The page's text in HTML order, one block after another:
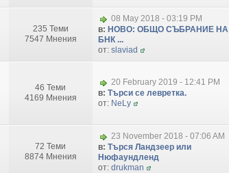
235 Теми
7547 Мнения
08 May 2018 - 03:19 PM
в: НОВО: ОБЩО СЪБРАНИЕ НА
БНК ...
от: slaviad
46 Теми
4169 Мнения
20 February 2019 - 12:41 PM
в: Търси се левретка.
от: NeLy
72 Теми
8874 Мнения
23 November 2018 - 07:06 AM
в: Търся Ландзеер или
Нюфаундленд
от: drukman